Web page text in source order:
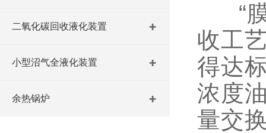
二氧化碳回收液化装置
小型沼气全液化装置
余热锅炉
“膜
收工
得达
浓度
量交